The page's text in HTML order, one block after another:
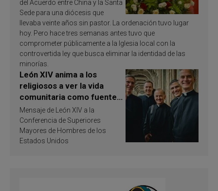
del Acuerdo entre China y la Santa
Sede para una diócesis que
llevaba veinte años sin pastor. La ordenación tuvo lugar
hoy. Pero hace tres semanas antes tuvo que
comprometer públicamente a la Iglesia local con la
controvertida ley que busca eliminar la identidad de las
minorías.
León XIV anima a los
religiosos a ver la vida
comunitaria como fuente
de inspiración y
santificación
Mensaje de León XIV a la
Conferencia de Superiores
Mayores de Hombres de los
Estados Unidos